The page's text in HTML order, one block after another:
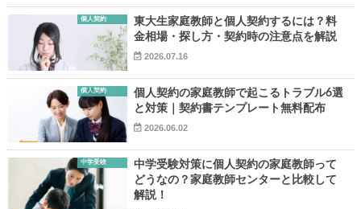
▶
▶
個人契約
東大生家庭教師と個人契約するには？料
金相場・探し方・契約時の注意点を解説
2026.07.16
個人契約
個人契約の家庭教師で起こるトラブル6選
と対策｜契約書テンプレート無料配布
2026.06.02
中学受験
中学受験対策に個人契約の家庭教師って
どうなの？家庭教師センターと比較して
解説！